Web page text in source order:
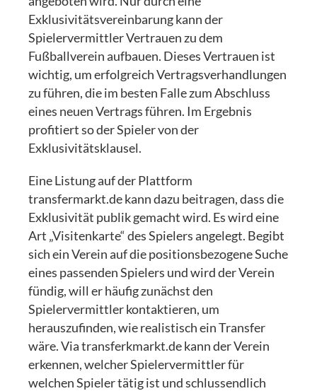
Exklusivitätsvereinbarung kann der
Spielervermittler Vertrauen zu dem
Fußballverein aufbauen. Dieses Vertrauen ist
wichtig, um erfolgreich Vertragsverhandlungen
zu führen, die im besten Falle zum Abschluss
eines neuen Vertrags führen. Im Ergebnis
profitiert so der Spieler von der
Exklusivitätsklausel.
Eine Listung auf der Plattform
transfermarkt.de kann dazu beitragen, dass die
Exklusivität publik gemacht wird. Es wird eine
Art „Visitenkarte“ des Spielers angelegt. Begibt
sich ein Verein auf die positionsbezogene Suche
eines passenden Spielers und wird der Verein
fündig, will er häufig zunächst den
Spielervermittler kontaktieren, um
herauszufinden, wie realistisch ein Transfer
wäre. Via transferkmarkt.de kann der Verein
erkennen, welcher Spielervermittler für
welchen Spieler tätig ist und schlussendlich